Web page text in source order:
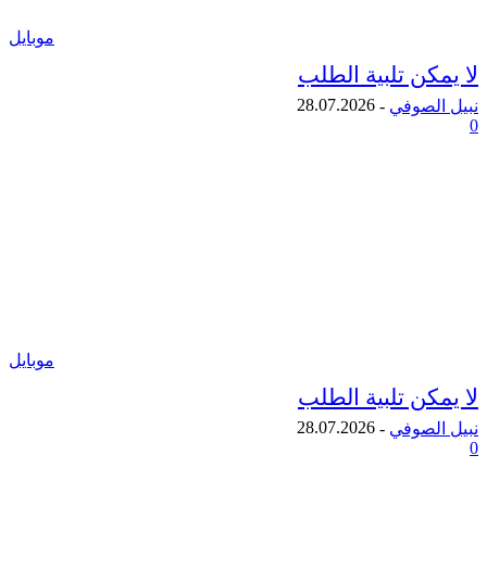
تلبية الطلب
-
28.07.2026
تلبية الطلب
-
28.07.2026